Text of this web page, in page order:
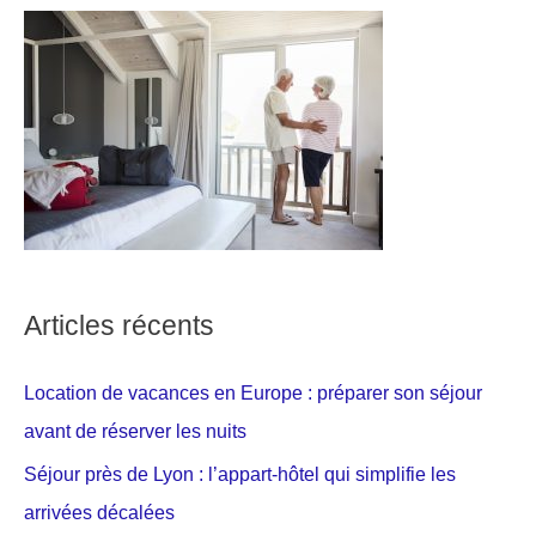
Articles récents
Location de vacances en Europe : préparer son séjour
avant de réserver les nuits
Séjour près de Lyon : l’appart-hôtel qui simplifie les
arrivées décalées